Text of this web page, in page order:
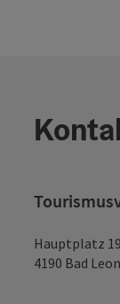
Hauptplatz 19
4190 Bad